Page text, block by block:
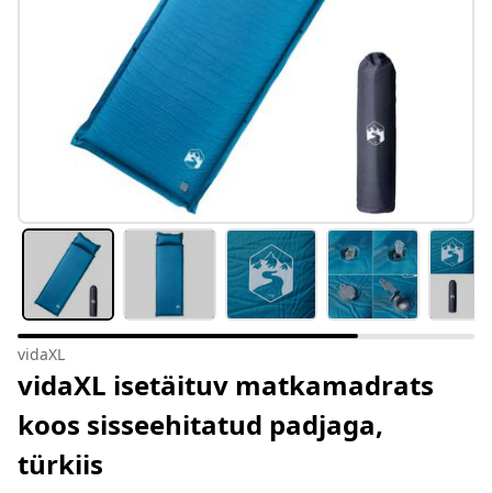
vidaXL
vidaXL isetäituv matkamadrats
koos sisseehitatud padjaga,
türkiis